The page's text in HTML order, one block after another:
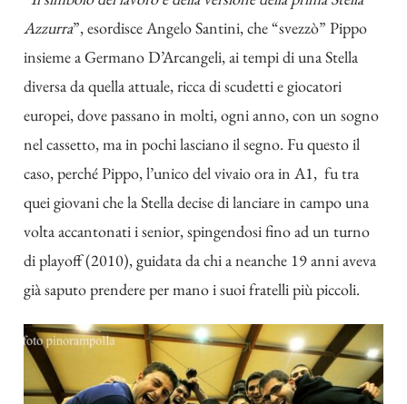
Azzurra”, esordisce Angelo Santini, che “svezzò” Pippo
insieme a Germano D’Arcangeli, ai tempi di una Stella
diversa da quella attuale, ricca di scudetti e giocatori
europei, dove passano in molti, ogni anno, con un sogno
nel cassetto, ma in pochi lasciano il segno. Fu questo il
caso, perché Pippo, l’unico del vivaio ora in A1, fu tra
quei giovani che la Stella decise di lanciare in campo una
volta accantonati i senior, spingendosi fino ad un turno
di playoff (2010), guidata da chi a neanche 19 anni aveva
già saputo prendere per mano i suoi fratelli più piccoli.